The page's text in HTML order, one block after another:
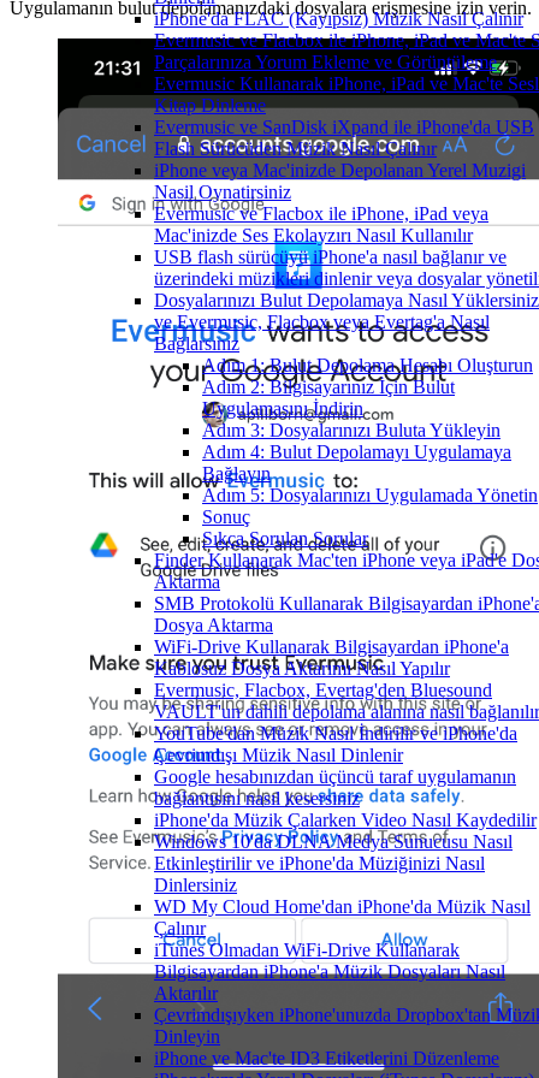
iPhone'da FLAC (Kayıpsız) Müzik Nasıl Çalınır
Evermusic ve Flacbox ile iPhone, iPad ve Mac'te
Parçalarınıza Yorum Ekleme ve Görüntüleme
Evermusic Kullanarak iPhone, iPad ve Mac'te
Kitap Dinleme
Evermusic ve SanDisk iXpand ile iPhone'da USB
Flash Sürücüden Müzik Nasıl Çalınır
iPhone veya Mac'inizde Depolanan Yerel Muzigi
Nasil Oynatirsiniz
Evermusic ve Flacbox ile iPhone, iPad veya
Mac'inizde Ses Ekolayzırı Nasıl Kullanılır
USB flash sürücüyü iPhone'a nasıl bağlanır ve
üzerindeki müzikleri dinlenir veya dosyalar
Dosyalarınızı Bulut Depolamaya Nasıl Yüklersiniz
ve Evermusic, Flacbox veya Evertag'a Nasıl
Bağlarsınız
Adım 1: Bulut Depolama Hesabı Oluşturun
Adım 2: Bilgisayarınız İçin Bulut
Uygulamasını İndirin
Adım 3: Dosyalarınızı Buluta Yükleyin
Adım 4: Bulut Depolamayı Uygulamaya
Bağlayın
Adım 5: Dosyalarınızı Uygulamada Yönetin
Sonuç
Sıkça Sorulan Sorular
Finder Kullanarak Mac'ten iPhone veya iPad'e
Aktarma
SMB Protokolü Kullanarak Bilgisayardan
Dosya Aktarma
WiFi-Drive Kullanarak Bilgisayardan iPhone'a
Kablosuz Dosya Aktarımı Nasıl Yapılır
Evermusic, Flacbox, Evertag'den Bluesound
VAULT'un dahili depolama alanına nasıl bağlanılır
YouTube'dan Müzik Nasıl İndirilir ve iPhone'da
Çevrimdışı Müzik Nasıl Dinlenir
Google hesabınızdan üçüncü taraf uygulamanın
bağlantısını nasıl kesersiniz
iPhone'da Müzik Çalarken Video Nasıl Kaydedilir
Windows 10'da DLNA Medya Sunucusu Nasıl
Etkinleştirilir ve iPhone'da Müziğinizi Nasıl
Dinlersiniz
WD My Cloud Home'dan iPhone'da Müzik Nasıl
Çalınır
iTunes Olmadan WiFi-Drive Kullanarak
Bilgisayardan iPhone'a Müzik Dosyaları Nasıl
Aktarılır
Çevrimdışıyken iPhone'unuzda Dropbox'tan
Dinleyin
iPhone ve Mac'te ID3 Etiketlerini Düzenleme
Uygulamanın bulut depolamanızdaki dosyalara erişmesine izin verin.